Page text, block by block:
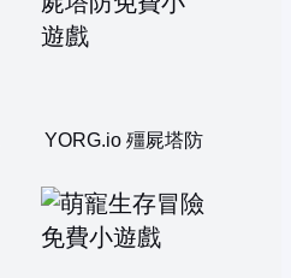
YORG.io 殭屍塔防